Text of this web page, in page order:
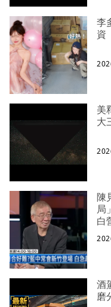
李
資
美
大
陳
局
白
酒
磨